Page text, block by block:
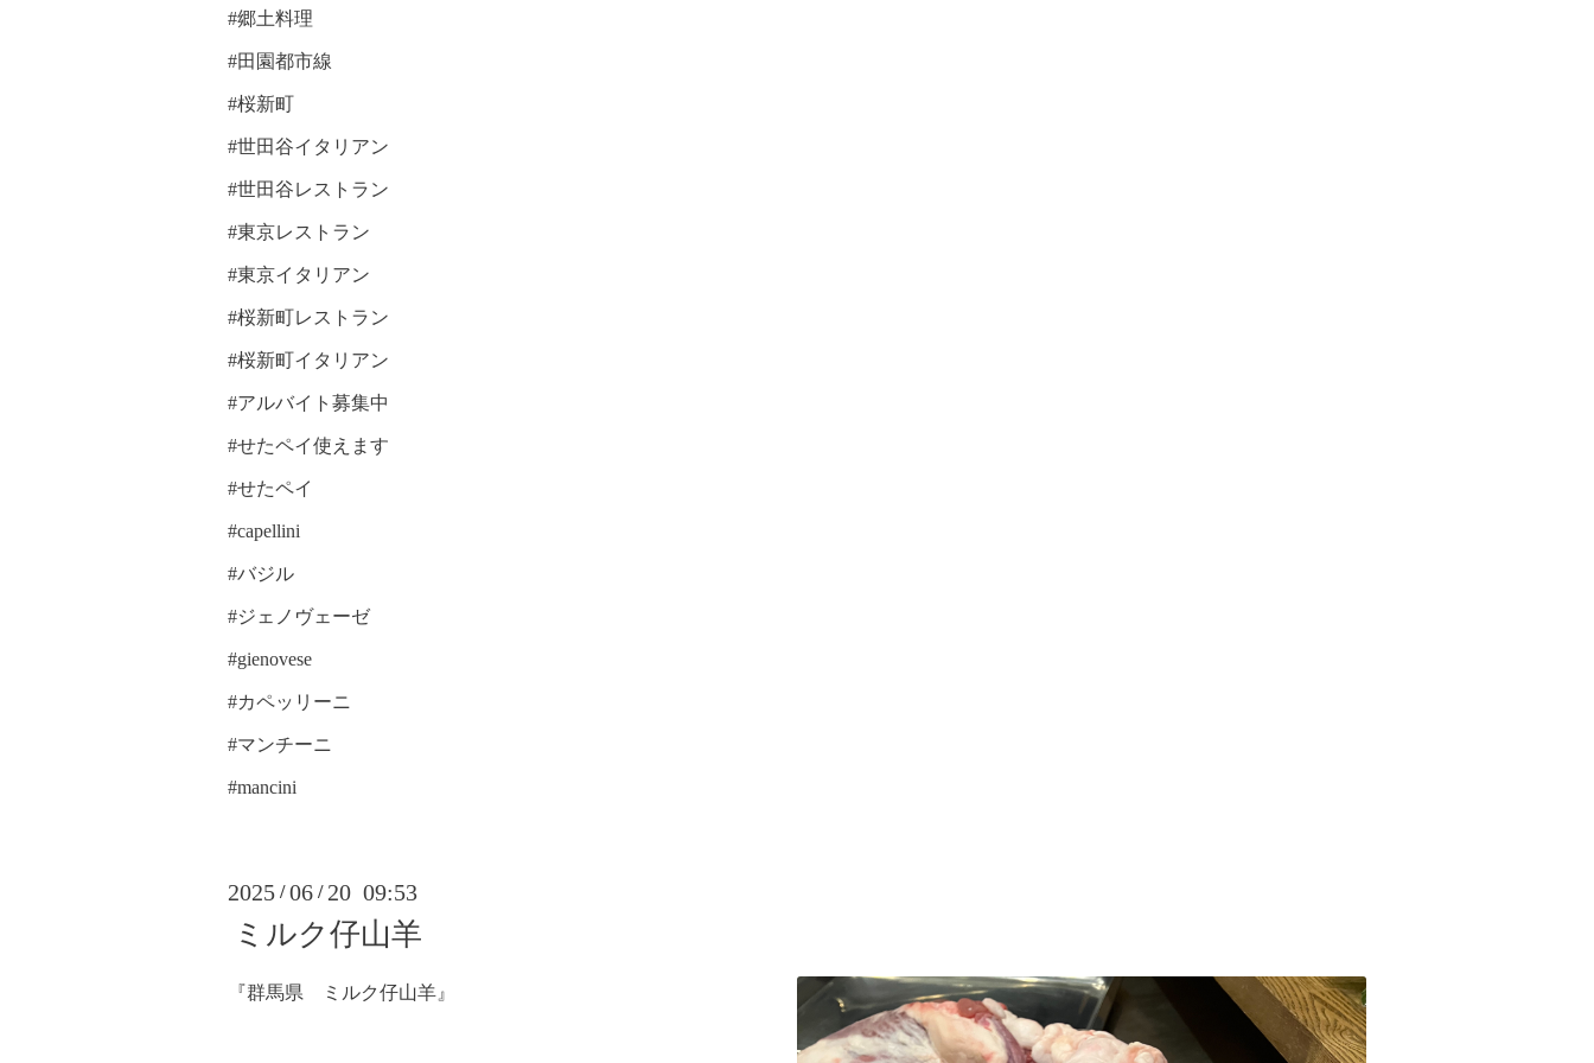
#郷土料理
#田園都市線
#桜新町
#世田谷イタリアン
#世田谷レストラン
#東京レストラン
#東京イタリアン
#桜新町レストラン
#桜新町イタリアン
#アルバイト募集中
#せたペイ使えます
#せたペイ
#capellini
#バジル
#ジェノヴェーゼ
#gienovese
#カペッリーニ
#マンチーニ
#mancini
2025 /06 / 20 09:53
ミルク仔山羊
『群馬県 ミルク仔山羊』